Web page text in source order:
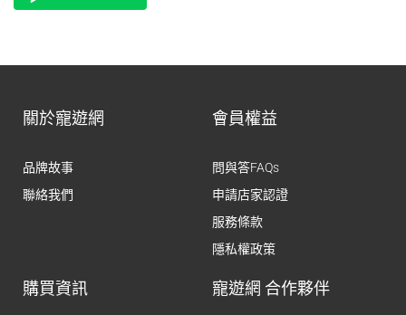
關於寵遊網
品牌故事
聯絡我們
會員權益
問與答FAQs
申請店家認證
服務條款
隱私權政策
購買資訊 寵遊網 合作夥伴